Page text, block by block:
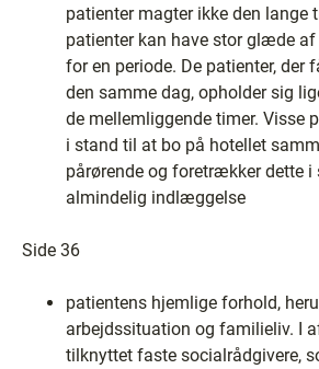
patienter magter ikke den lange
patienter kan have stor glæde
for en periode. De patienter, der
den samme dag, opholder sig
de mellemliggende timer. Visse
i stand til at bo på hotellet
pårørende og foretrækker dette i
almindelig indlæggelse
Side 36
patientens hjemlige forhold,
arbejdssituation og familieliv. I
tilknyttet faste socialrådgivere,